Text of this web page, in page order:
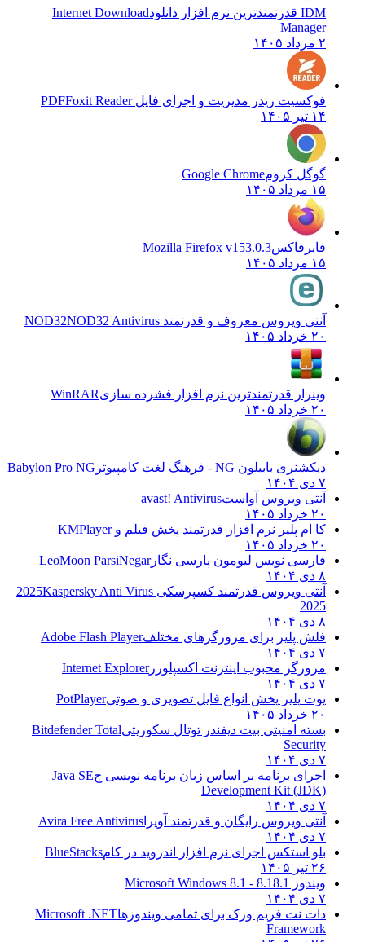
IDM قدرتمندترین نرم افزار دانلود
Internet Download
Manager
۲ مرداد ۱۴۰۵
فوکسیت ریدر مدیریت و اجرای فایل PDFFoxit Reader
۱۴ تیر ۱۴۰۵
گوگل کرومGoogle Chrome
۱۵ مرداد ۱۴۰۵
فایرفاکسMozilla Firefox v153.0.3
۱۵ مرداد ۱۴۰۵
آنتی ویروس معروف و قدرتمند NOD32 NOD32 Antivirus
۲۰ خرداد ۱۴۰۵
وینرار قدرتمندترین نرم افزار فشرده سازیWinRAR
۲۰ خرداد ۱۴۰۵
دیکشنری بابیلون NG - فرهنگ لغت کامپیوتر
Babylon Pro NG
۷ دی ۱۴۰۴
آنتی ویروس آواستavast! Antivirus
۲۰ خرداد ۱۴۰۵
کا ام پلیر نرم افزار قدرتمند پخش فیلم وKMPlayer
۲۰ خرداد ۱۴۰۵
فارسی نویس لیومون پارسی نگارLeoMoon ParsiNegar
۸ دی ۱۴۰۴
آنتی ویروس قدرتمند کسپرسکی 2025 Kaspersky Anti Virus
2025
۸ دی ۱۴۰۴
فلش پلیر برای مرورگرهای مختلفAdobe Flash Player
۷ دی ۱۴۰۴
مرورگر محبوب اینترنت اکسپلوررInternet Explorer
۷ دی ۱۴۰۴
پوت پلیر پخش انواع فایل تصویری و صوتیPotPlayer
۲۰ خرداد ۱۴۰۵
بسته امنیتی بیت دیفندر توتال سکوریتیBitdefender Total
Security
۷ دی ۱۴۰۴
اجرای برنامه بر اساس زبان برنامه نویسی جJava SE
Development Kit (JDK)
۷ دی ۱۴۰۴
آنتی ویروس رایگان و قدرتمند آویرا Avira Free Antivirus
۷ دی ۱۴۰۴
بلو استکس اجرای نرم افزار اندروید در کامBlueStacks
۲۶ تیر ۱۴۰۵
ویندوز 8.1
8.1 - Microsoft Windows 8.1
۷ دی ۱۴۰۴
دات نت فریم ورک برای تمامی ویندوزهاMicrosoft .NET
Framework